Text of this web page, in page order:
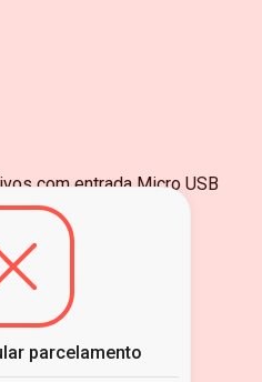
com entrada Micro USB
de alta
parcelamento